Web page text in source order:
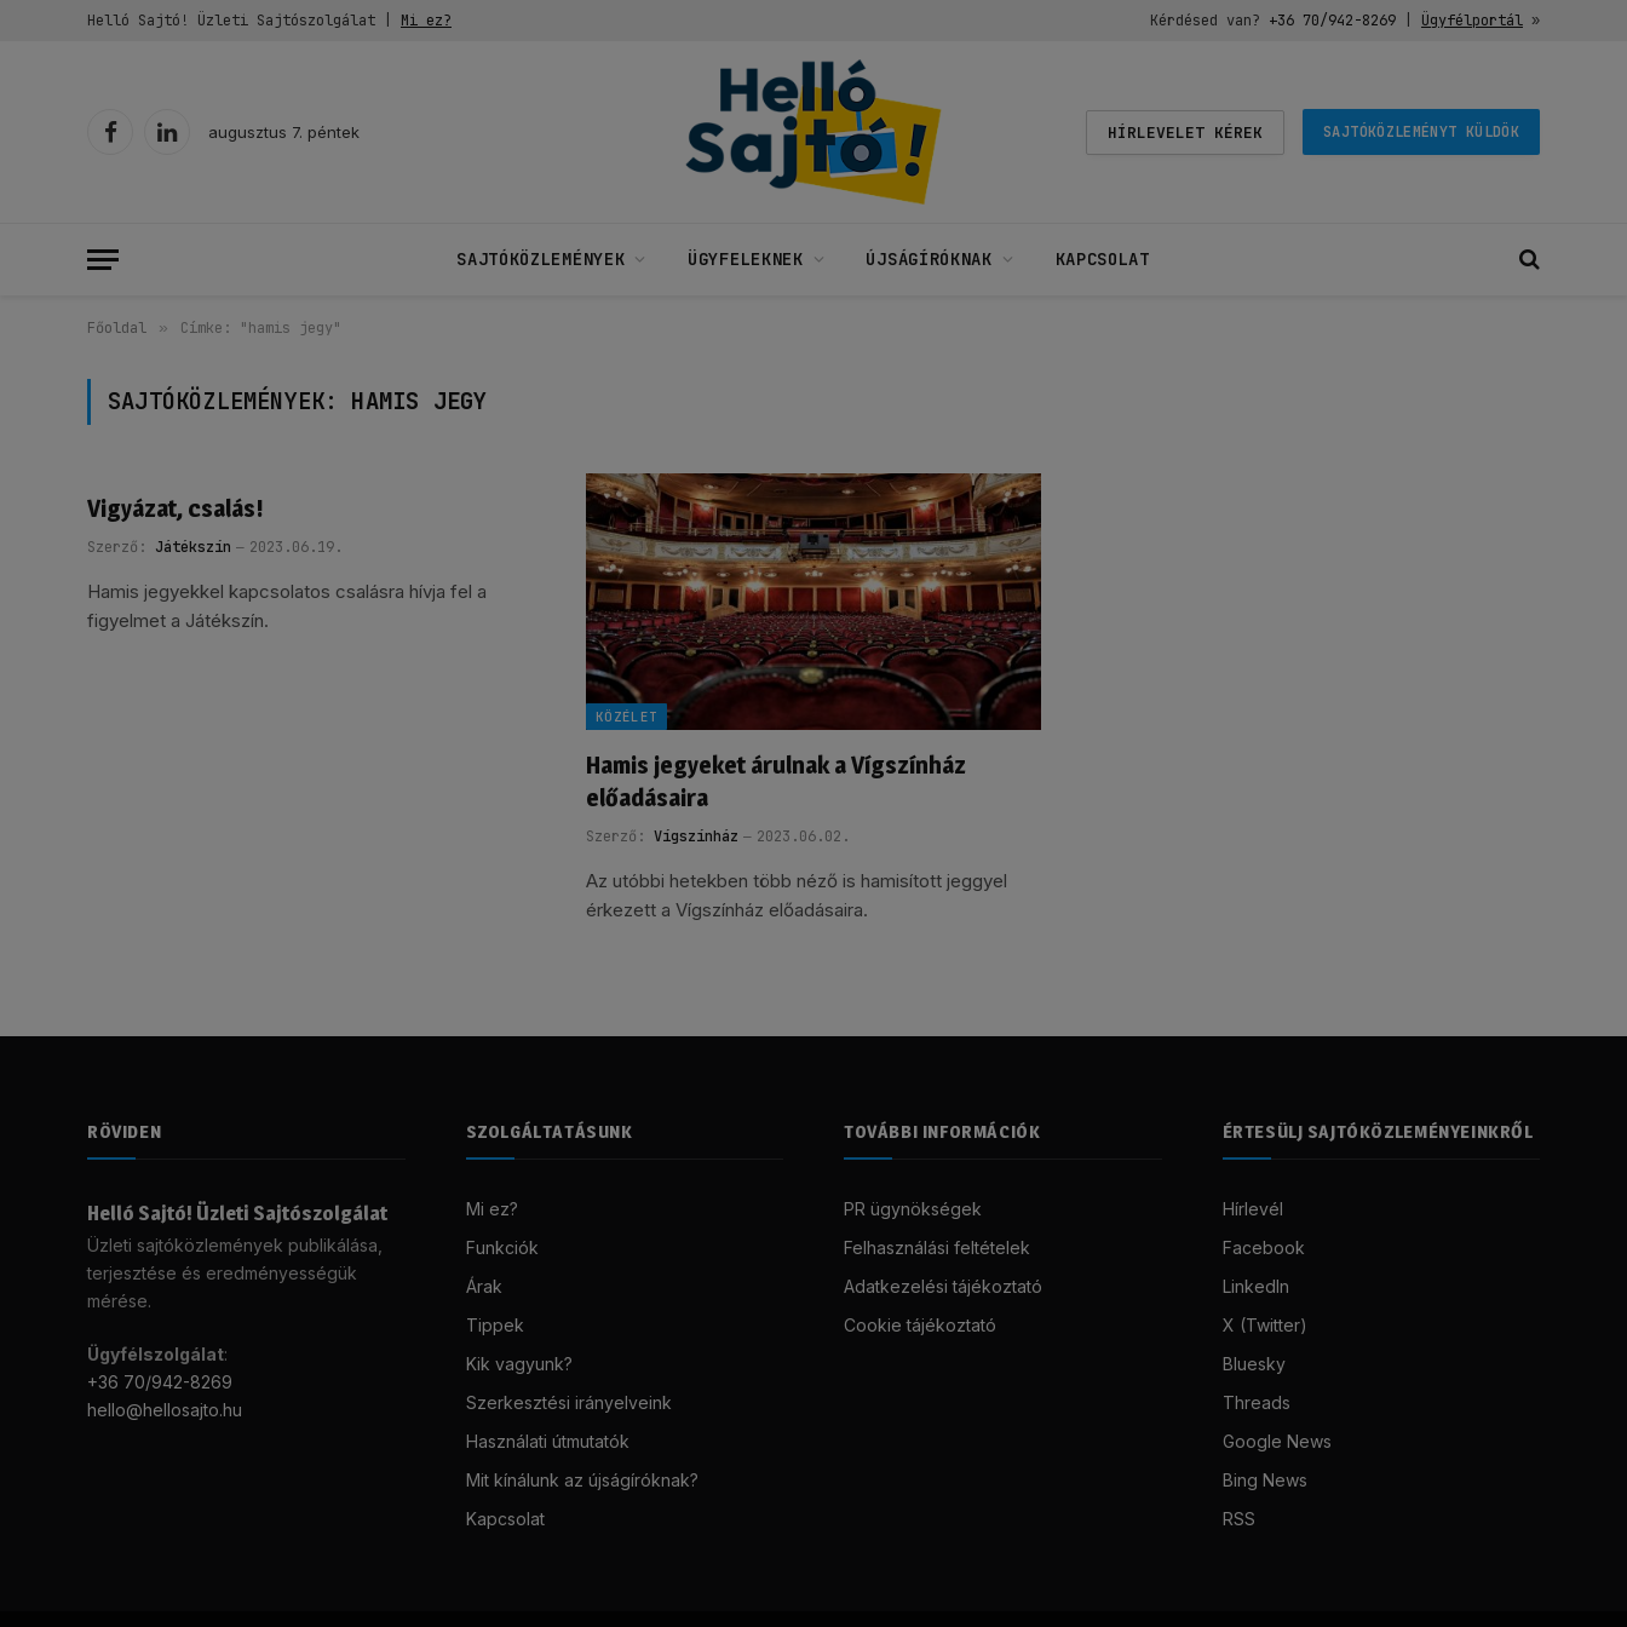
Helló Sajtó! Üzleti Sajtószolgálat | Mi ez? Kérdésed van? +36 70/942-8269| Ügyfélportál»
FacebookLinkedIn
augusztus 7. péntek HÍRLEVELET KÉREK SAJTÓKÖZLEMÉNYT KÜLDÖK
SAJTÓKÖZLEMÉNYEK ÜGYFELEKNEK ÚJSÁGÍRÓKNAK KAPCSOLAT
Főoldal » Címke: "hamis jegy"
SAJTÓKÖZLEMÉNYEK: HAMIS JEGY
Vigyázat, csalás!
Szerző: Játékszín 2023.06.19.
Hamis jegyekkel kapcsolatos csalásra hívja fel a
figyelmet a Játékszín.
KÖZÉLET
Hamis jegyeket árulnak a Vígszínház
előadásaira
Szerző: Vígszínház 2023.06.02.
Az utóbbi hetekben több néző is hamisított jeggyel
érkezett a Vígszínház előadásaira.
RÖVIDEN
Helló Sajtó! Üzleti Sajtószolgálat
Üzleti sajtóközlemények publikálása,
terjesztése és eredményességük
mérése.
Ügyfélszolgálat:
+36 70/942-8269
hello@hellosajto.hu
SZOLGÁLTATÁSUNK
Mi ez?
Funkciók
Árak
Tippek
Kik vagyunk?
Szerkesztési irányelveink
Használati útmutatók
Mit kínálunk az újságíróknak?
Kapcsolat
TOVÁBBI INFORMÁCIÓK
PR ügynökségek
Felhasználási feltételek
Adatkezelési tájékoztató
Cookie tájékoztató
ÉRTESÜLJ SAJTÓKÖZLEMÉNYEINKRŐL
Hírlevél
Facebook
LinkedIn
X (Twitter)
Bluesky
Threads
Google News
Bing News
RSS